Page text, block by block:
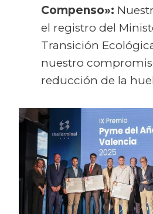
Compenso»:
el registro del
Transición
nuestro
reducción de la